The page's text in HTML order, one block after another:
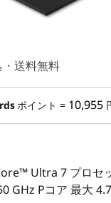
送料無料
ポイント = 10,955
Ultra 7 プロセ
GHz Pコア 最大